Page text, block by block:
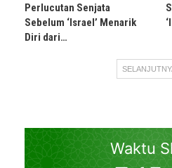
Perlucutan Senjata
Sebelum ‘Israel’ Menarik
Diri dari…